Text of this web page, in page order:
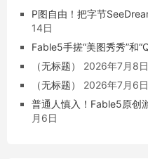
P图自由！把字节
14日
Fable5手搓“美图秀秀”和
（无标题）
2026年7月8日
（无标题）
2026年7月6日
普通人慎入！Fable5原创
月6日